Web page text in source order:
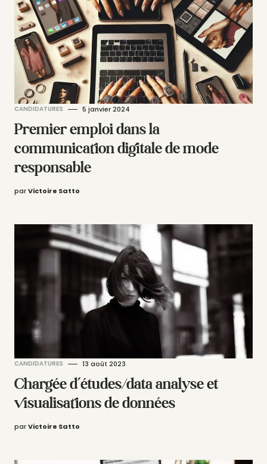
CANDIDATURES 5 janvier 2024
Premier emploi dans la
communication digitale de mode
responsable
parVictoire Satto
CANDIDATURES 13 août 2023
Chargée d’études/data analyse et
visualisations de données
parVictoire Satto